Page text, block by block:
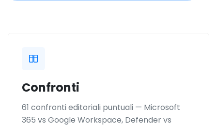
Confronti
61 confronti editoriali puntuali — Microsoft
365 vs Google Workspace, Defender vs